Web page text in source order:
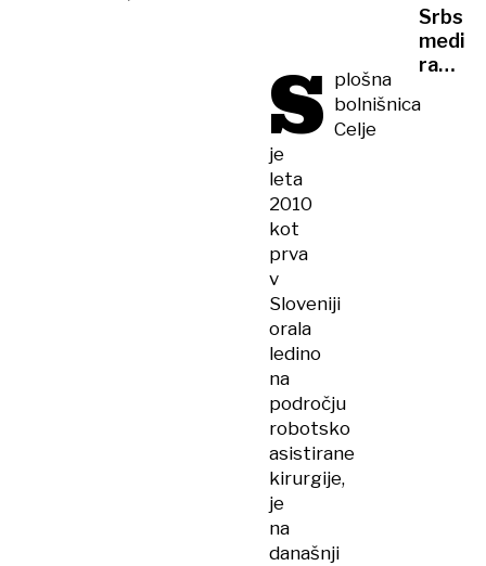
S plošna
bolnišnica
Celje
je
leta
2010
kot
prva
v
Sloveniji
orala
ledino
na
področju
robotsko
asistirane
kirurgije,
je
na
današnji
36
ljudi,
jih
Srbski
mediji
razkrili
za